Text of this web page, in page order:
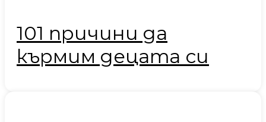
101 причини да
кърмим децата си